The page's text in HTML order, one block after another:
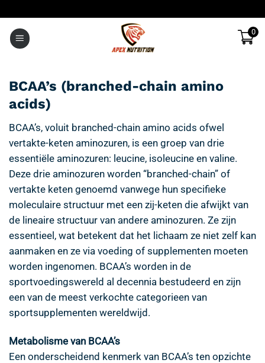
inhoud
0
BCAA’s (branched-chain amino
acids)
BCAA’s, voluit branched-chain amino acids ofwel
vertakte-keten aminozuren, is een groep van drie
essentiële aminozuren: leucine, isoleucine en valine.
Deze drie aminozuren worden “branched-chain” of
vertakte keten genoemd vanwege hun specifieke
moleculaire structuur met een zij-keten die afwijkt van
de lineaire structuur van andere aminozuren. Ze zijn
essentieel, wat betekent dat het lichaam ze niet zelf kan
aanmaken en ze via voeding of supplementen moeten
worden ingenomen. BCAA’s worden in de
sportvoedingswereld al decennia bestudeerd en zijn
een van de meest verkochte categorieen van
sportsupplementen wereldwijd.
Metabolisme van BCAA’s
Een onderscheidend kenmerk van BCAA’s ten opzichte